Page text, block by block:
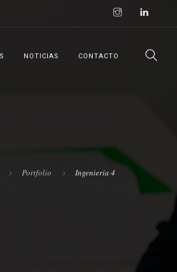
NOTICIAS CONTACTO
Portfolio Ingeniería 4